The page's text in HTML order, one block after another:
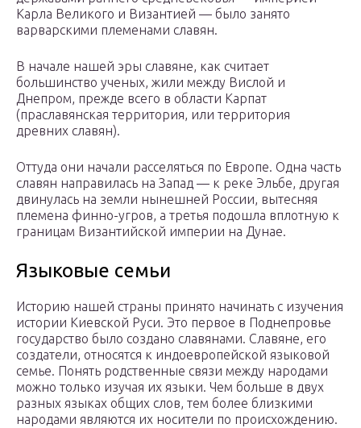
Карла Великого и Византией — было занято
варварскими племенами славян.
В начале нашей эры славяне, как считает
большинство ученых, жили между Вислой и
Днепром, прежде всего в области Карпат
(праславянская территория, или территория
древних славян).
Оттуда они начали расселяться по Европе. Одна часть
славян направилась на Запад — к реке Эльбе, другая
двинулась на земли нынешней России, вытесняя
племена финно-угров, а третья подошла вплотную к
границам Византийской империи на Дунае.
Языковые семьи
Историю нашей страны принято начинать с изучения
истории Киевской Руси. Это первое в Поднепровье
государство было создано славянами. Славяне, его
создатели, относятся к индоевропейской языковой
семье. Понять родственные связи между народами
можно только изучая их языки. Чем больше в двух
разных языках общих слов, тем более близкими
народами являются их носители по происхождению.